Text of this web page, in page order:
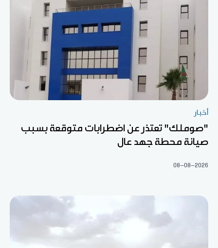
أخبار
"صوملك" تعتذر عن اضطرابات متوقعة بسبب
صيانة محطة جهد عال
08-08-2026